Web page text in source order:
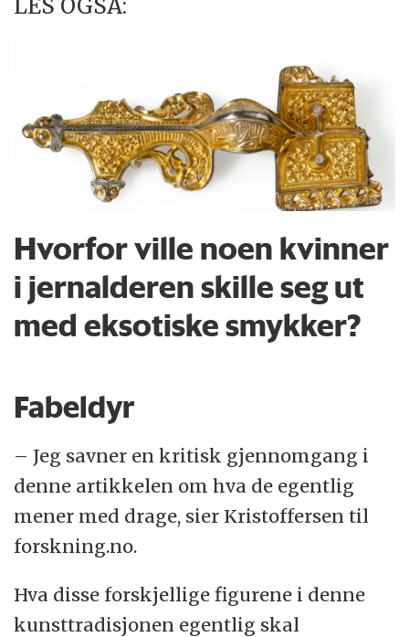
LES OGSÅ:
Hvorfor ville noen kvinner
i jernalderen skille seg ut
med eksotiske smykker?
Fabeldyr
– Jeg savner en kritisk gjennomgang i
denne artikkelen om hva de egentlig
mener med drage, sier Kristoffersen til
forskning.no.
Hva disse forskjellige figurene i denne
kunsttradisjonen egentlig skal